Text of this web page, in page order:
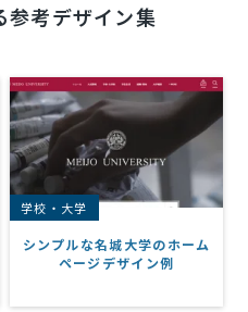
参考デザイン集
学校・大学
シンプルな名城大学のホーム
ページデザイン例